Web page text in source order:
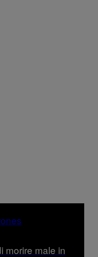
morire male in